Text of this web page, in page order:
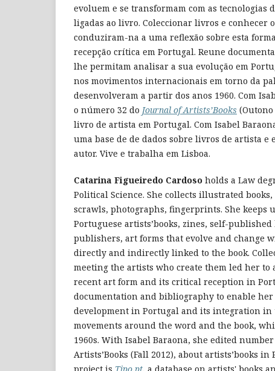
evoluem e se transformam com as tecnologias
ligadas ao livro. Coleccionar livros e conhecer
conduziram-na a uma reflexão sobre esta
recepção crítica em Portugal. Reune
lhe permitam analisar a sua evolução em
nos movimentos internacionais em torno da
desenvolveram a partir dos anos 1960. Com
o número 32 do Journal of Artists’Books (Outono
livro de artista em Portugal. Com Isabel
uma base de de dados sobre livros de artista e
autor. Vive e trabalha em Lisboa.
Catarina Figueiredo Cardoso holds a Law
Political Science. She collects illustrated
scrawls, photographs, fingerprints. She keeps
Portuguese artists’books, zines, self-
publishers, art forms that evolve and change
directly and indirectly linked to the book.
meeting the artists who create them led her to
recent art form and its critical reception in
documentation and bibliography to enable her
development in Portugal and its integration
movements around the word and the book,
1960s. With Isabel Baraona, she edited
Artists’Books (Fall 2012), about artists’books